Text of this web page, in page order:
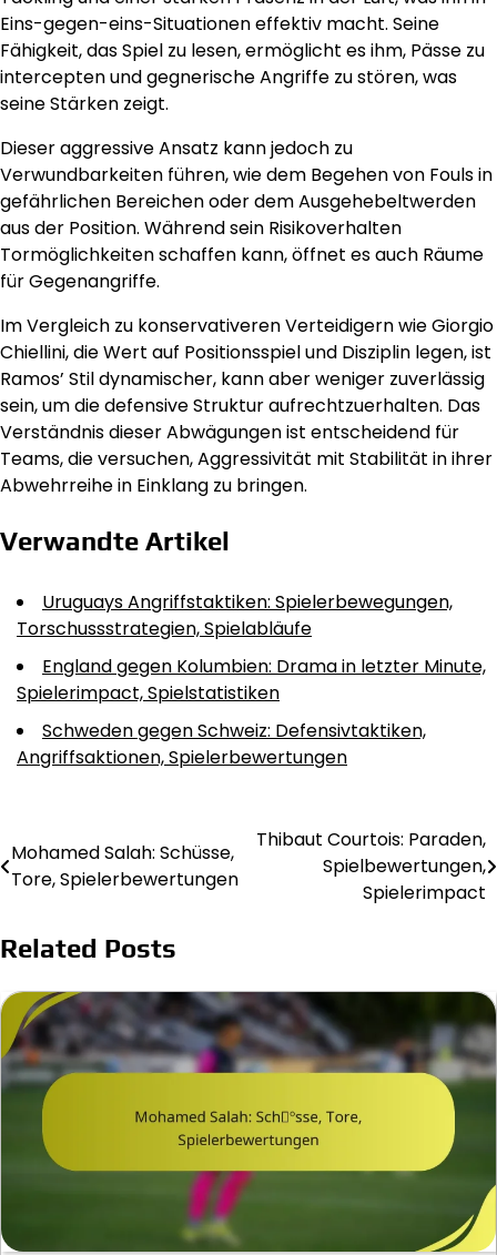
Eins-gegen-eins-Situationen effektiv macht. Seine
Fähigkeit, das Spiel zu lesen, ermöglicht es ihm, Pässe zu
intercepten und gegnerische Angriffe zu stören, was
seine Stärken zeigt.
Dieser aggressive Ansatz kann jedoch zu
Verwundbarkeiten führen, wie dem Begehen von Fouls in
gefährlichen Bereichen oder dem Ausgehebeltwerden
aus der Position. Während sein Risikoverhalten
Tormöglichkeiten schaffen kann, öffnet es auch Räume
für Gegenangriffe.
Im Vergleich zu konservativeren Verteidigern wie Giorgio
Chiellini, die Wert auf Positionsspiel und Disziplin legen, ist
Ramos’ Stil dynamischer, kann aber weniger zuverlässig
sein, um die defensive Struktur aufrechtzuerhalten. Das
Verständnis dieser Abwägungen ist entscheidend für
Teams, die versuchen, Aggressivität mit Stabilität in ihrer
Abwehrreihe in Einklang zu bringen.
Verwandte Artikel
Uruguays Angriffstaktiken: Spielerbewegungen,
Torschussstrategien, Spielabläufe
England gegen Kolumbien: Drama in letzter Minute,
Spielerimpact, Spielstatistiken
Schweden gegen Schweiz: Defensivtaktiken,
Angriffsaktionen, Spielerbewertungen
Post
navigation
Mohamed Salah: Schüsse,
Tore, Spielerbewertungen
Thibaut Courtois: Paraden,
Spielbewertungen,
Spielerimpact
Related Posts